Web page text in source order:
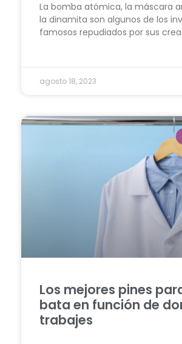
La bomba atómica, la máscara
la dinamita son algunos de los
famosos repudiados por sus
agosto 18, 2023
Los mejores pines
bata en función de
trabajes